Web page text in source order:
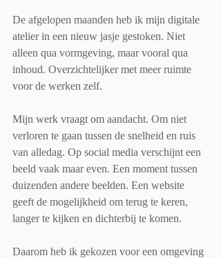
De afgelopen maanden heb ik mijn digitale
atelier in een nieuw jasje gestoken. Niet
alleen qua vormgeving, maar vooral qua
inhoud. Overzichtelijker met meer ruimte
voor de werken zelf.
Mijn werk vraagt om aandacht. Om niet
verloren te gaan tussen de snelheid en ruis
van alledag. Op social media verschijnt een
beeld vaak maar even. Een moment tussen
duizenden andere beelden. Een website
geeft de mogelijkheid om terug te keren,
langer te kijken en dichterbij te komen.
Daarom heb ik gekozen voor een omgeving